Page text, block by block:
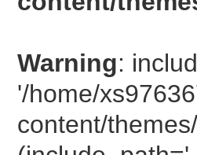
Warning:
'/home/
content/